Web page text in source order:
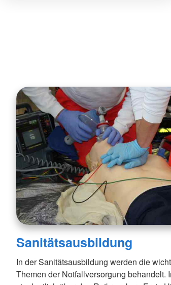
Sanitätsausbildung
In der Sanitätsausbildung werden die
Themen der Notfallversorgung behandelt.